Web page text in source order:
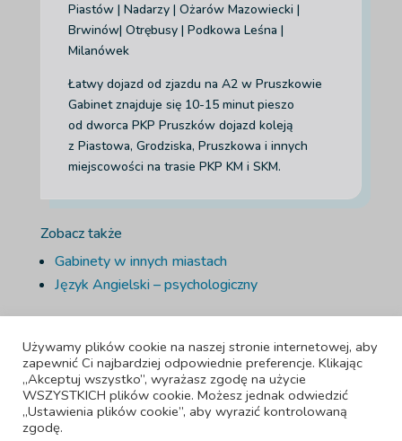
Piastów | Nadarzy | Ożarów Mazowiecki |
Brwinów| Otrębusy | Podkowa Leśna |
Milanówek
Łatwy dojazd od zjazdu na A2 w Pruszkowie
Gabinet znajduje się 10-15 minut pieszo
od dworca PKP Pruszków dojazd koleją
z Piastowa, Grodziska, Pruszkowa i innych
miejscowości na trasie PKP KM i SKM.
Zobacz także
Gabinety w innych miastach
Język Angielski – psychologiczny
Adiuta LTD, 42-44 Bishopsgate , Londyn, Anglia, EC2N 4AH, numer
Używamy plików cookie na naszej stronie internetowej, aby
zapewnić Ci najbardziej odpowiednie preferencje. Klikając
„Akceptuj wszystko”, wyrażasz zgodę na użycie
WSZYSTKICH plików cookie. Możesz jednak odwiedzić
„Ustawienia plików cookie”, aby wyrazić kontrolowaną
zgodę.